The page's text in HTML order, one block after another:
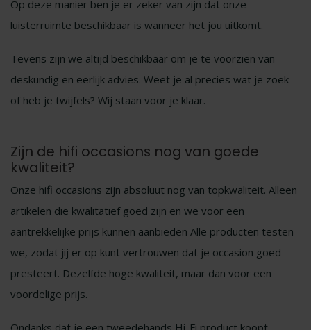
Op deze manier ben je er zeker van zijn dat onze
luisterruimte beschikbaar is wanneer het jou uitkomt.
Tevens zijn we altijd beschikbaar om je te voorzien van
deskundig en eerlijk advies. Weet je al precies wat je zoek
of heb je twijfels? Wij staan voor je klaar.
Zijn de hifi occasions nog van goede
kwaliteit?
Onze hifi occasions zijn absoluut nog van topkwaliteit. Alleen
artikelen die kwalitatief goed zijn en we voor een
aantrekkelijke prijs kunnen aanbieden Alle producten testen
we, zodat jij er op kunt vertrouwen dat je occasion goed
presteert. Dezelfde hoge kwaliteit, maar dan voor een
voordelige prijs.
Ondanks dat je een tweedehands Hi-Fi product koopt,